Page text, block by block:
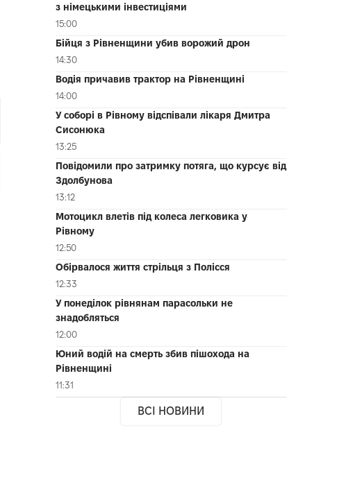
з німецькими інвестиціями
15:00
Бійця з Рівненщини убив ворожий дрон
14:30
Водія причавив трактор на Рівненщині
14:00
У соборі в Рівному відспівали лікаря Дмитра
Сисонюка
13:25
Повідомили про затримку потяга, що курсує від
Здолбунова
13:12
Мотоцикл влетів під колеса легковика у
Рівному
12:50
Обірвалося життя стрільця з Полісся
12:33
У понеділок рівнянам парасольки не
знадобляться
12:00
Юний водій на смерть збив пішохода на
Рівненщині
11:31
ВСІ НОВИНИ